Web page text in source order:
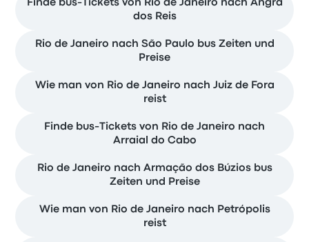
Finde bus-Tickets von Rio de Janeiro nach Angra
dos Reis
Rio de Janeiro nach São Paulo bus Zeiten und
Preise
Wie man von Rio de Janeiro nach Juiz de Fora
reist
Finde bus-Tickets von Rio de Janeiro nach
Arraial do Cabo
Rio de Janeiro nach Armação dos Búzios bus
Zeiten und Preise
Wie man von Rio de Janeiro nach Petrópolis
reist